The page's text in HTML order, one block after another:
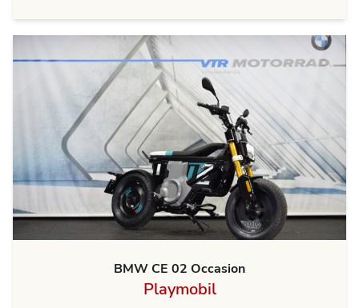
BMW CE 02 Occasion
Playmobil